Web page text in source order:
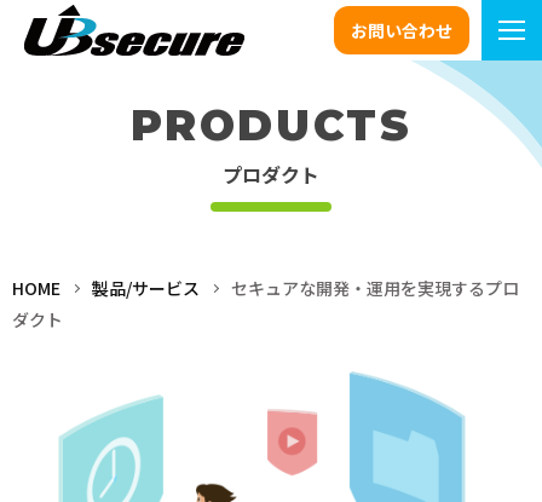
お問い合わせ
PRODUCTS
プロダクト
HOME 製品/サービス
セキュアな開発・運用を実現するプロ
ダクト